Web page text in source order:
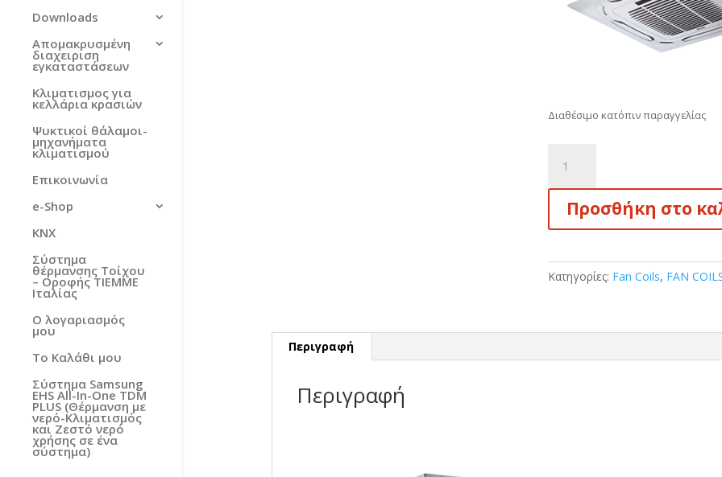
Downloads
Απομακρυσμένη
διαχειριση
εγκαταστάσεων
Κλιματισμος για
κελλάρια κρασιών
Ψυκτικοί θάλαμοι-
μηχανήματα
κλιματισμού
Επικοινωνία
e-Shop
KNX
Σύστημα
θέρμανσης Τοίχου
– Οροφής TIEMME
Ιταλίας
Ο λογαριασμός
μου
Το Καλάθι μου
Σύστημα Samsung
EHS All-In-One TDM
PLUS (Θέρμανση με
νερό-Κλιματισμός
και Ζεστό νερό
χρήσης σε ένα
σύστημα)
Διαθέσιμο κατόπιν παραγγελίας
COIL
AUX
ΚΑΣΕΤΑ
ΨΕΥΔΟΡΟΦΗΣ
600CA/4BA
(5,4
Kw
θέρμανση)
Προσθήκη στο
Κατηγορίες: Fan Coils, FAN
Περιγραφή
Περιγραφή